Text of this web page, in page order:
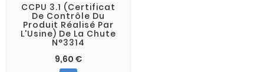
CCPU 3.1 (Certificat
De Contrôle Du
Produit Réalisé Par
L'Usine) De La Chute
N°3314
9,60 €